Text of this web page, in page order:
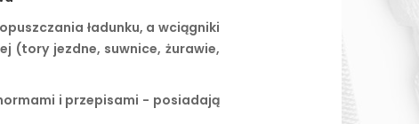
ładunku, a wciągniki
(tory jezdne, suwnice, żurawie,
i przepisami - posiadają